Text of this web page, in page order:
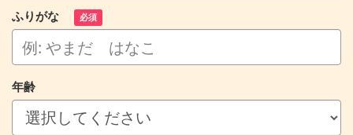
ふりがな 必須
年齢